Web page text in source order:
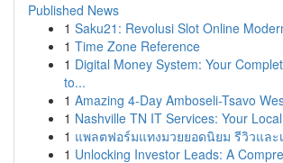
Published News
1 Saku21: Revolusi Slot Online
1 Time Zone Reference
1 Digital Money System: Your
to...
1 Amazing 4-Day Amboseli-Tsavo
1 Nashville TN IT Services: Your
1 แพลตฟอร์มแทงมวยยอดนิยม รีวิวและ
1 Unlocking Investor Leads: A